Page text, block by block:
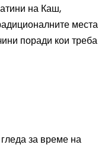
на Каш,
места
поради кои треба
за време на